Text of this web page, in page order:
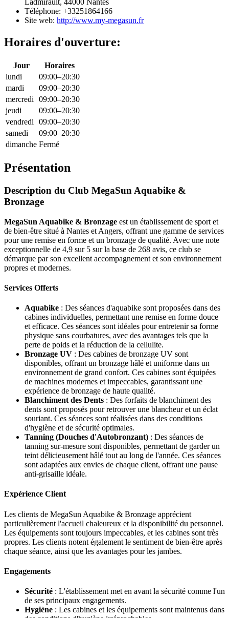
Ladmirault, 44000 Nantes
Téléphone: +33251864166
Site web: http://www.my-megasun.fr
Horaires d'ouverture:
Jour
Horaires
lundi
09:00–20:30
mardi
09:00–20:30
mercredi
09:00–20:30
jeudi
09:00–20:30
vendredi
09:00–20:30
samedi
09:00–20:30
dimanche Fermé
Présentation
Description du Club MegaSun Aquabike &
Bronzage
MegaSun Aquabike & Bronzage est un établissement de sport et
de bien-être situé à Nantes et Angers, offrant une gamme de services
pour une remise en forme et un bronzage de qualité. Avec une note
exceptionnelle de 4,9 sur 5 sur la base de 268 avis, ce club se
démarque par son excellent accompagnement et son environnement
propres et modernes.
Services Offerts
Aquabike : Des séances d'aquabike sont proposées dans des
cabines individuelles, permettant une remise en forme douce
et efficace. Ces séances sont idéales pour entretenir sa forme
physique sans courbatures, avec des avantages tels que la
perte de poids et la réduction de la cellulite.
Bronzage UV : Des cabines de bronzage UV sont
disponibles, offrant un bronzage hâlé et uniforme dans un
environnement de grand confort. Ces cabines sont équipées
de machines modernes et impeccables, garantissant une
expérience de bronzage de haute qualité.
Blanchiment des Dents : Des forfaits de blanchiment des
dents sont proposés pour retrouver une blancheur et un éclat
souriant. Ces séances sont réalisées dans des conditions
d'hygiène et de sécurité optimales.
Tanning (Douches d'Autobronzant) : Des séances de
tanning sur-mesure sont disponibles, permettant de garder un
teint délicieusement hâlé tout au long de l'année. Ces séances
sont adaptées aux envies de chaque client, offrant une pause
anti-grisaille idéale.
Expérience Client
Les clients de MegaSun Aquabike & Bronzage apprécient
particulièrement l'accueil chaleureux et la disponibilité du personnel.
Les équipements sont toujours impeccables, et les cabines sont très
propres. Les clients notent également le sentiment de bien-être après
chaque séance, ainsi que les avantages pour les jambes.
Engagements
Sécurité : L'établissement met en avant la sécurité comme l'un
de ses principaux engagements.
Hygiène : Les cabines et les équipements sont maintenus dans